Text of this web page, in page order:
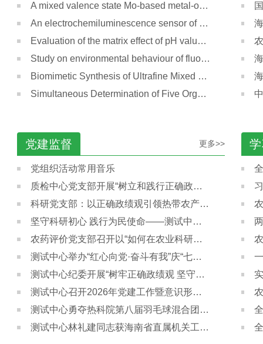
A mixed valence state Mo-based metal-organic framework from photoactivation as a surface-enhanced Raman scattering substrate
An electrochemiluminescence sensor of magnetic glycosyl-imprinted microspheres based on multi-probe signal amplification for CD44v6 determination
Evaluation of the matrix effect of pH value and sugar content on the analysis of pesticides in tropical fruits by UPLC-MS/MS
Study on environmental behaviour of fluopyram in different banana planting soil
Biomimetic Synthesis of Ultrafine Mixed Valence Metal–Organic Framework Nanowires and Their Application in Electrochemiluminescence Sensing
Simultaneous Determination of Five Organotins in Tropical Fruits Using Modified QuEChERS Combined with Ultra-high Performance Liquid Chromatography–Tandem Mass Spectrometry
党建监督 更多>>
党组织活动常用音乐
质检中心党支部开展“树立和践行正确政绩观”专题党课
科研党支部：以正确政绩观引领热带农产品质量安全科技创新
坚守科研初心 践行为民使命——测试中心开展树立和践行正确政绩观大讨论
农药评价党支部召开以“如何在农业科研领域树立和践行正确政绩观，创造更多支撑热区农业发展的科研业绩”为主题研讨会
测试中心举办“红心向党·奋斗有我”庆“七一”主题党日活动
测试中心纪委开展“树牢正确政绩观 坚守科研初心 筑牢清廉底线” 廉政专题党课
测试中心召开2026年党建工作暨意识形态工作推进会
测试中心勇夺热科院第八届羽毛球混合团体赛冠军
测试中心林礼建同志获海南省直属机关工会联合会通报表扬